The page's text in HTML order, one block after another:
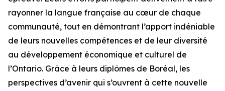
rayonner la langue française au cœur de chaque
communauté, tout en démontrant l’apport indéniable
de leurs nouvelles compétences et de leur diversité
au développement économique et culturel de
l’Ontario. Grâce à leurs diplômes de Boréal, les
perspectives d’avenir qui s’ouvrent à cette nouvelle